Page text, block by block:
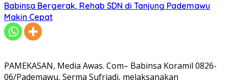
Babinsa Bergerak, Rehab SDN di Tanjung Pademawu
Makin Cepat
PAMEKASAN, Media Awas. Com– Babinsa Koramil 0826-
06/Pademawu, Serma Sufriadi, melaksanakan